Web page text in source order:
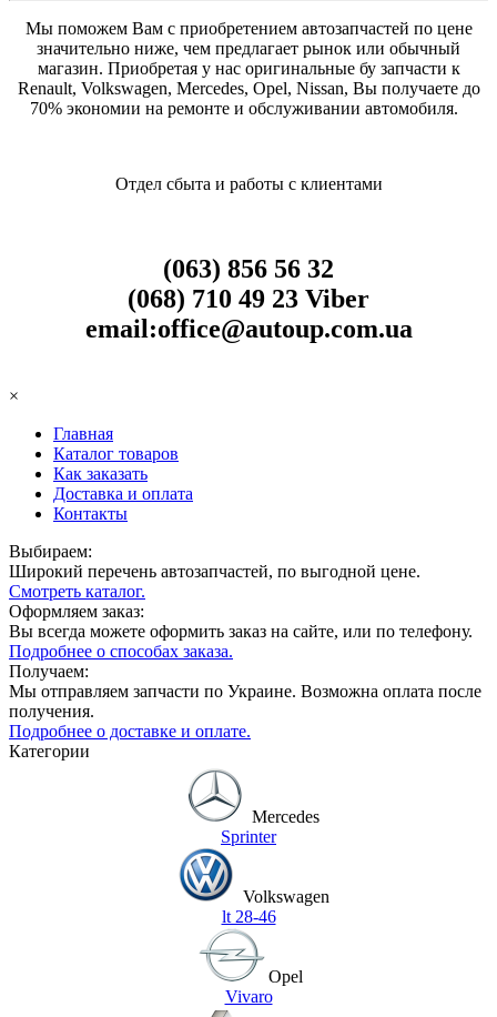
Мы поможем Вам с приобретением автозапчастей по цене
значительно ниже, чем предлагает рынок или обычный
магазин. Приобретая у нас оригинальные бу запчасти к
Renault, Volkswagen, Mercedes, Opel, Nissan, Вы получаете до
70% экономии на ремонте и обслуживании автомобиля.
Отдел сбыта и работы с клиентами
(063) 856 56 32
(068) 710 49 23 Viber
email:office@autoup.com.ua
×
Главная
Каталог товаров
Как заказать
Доставка и оплата
Контакты
Выбираем:
Широкий перечень автозапчастей, по выгодной цене.
Cмотреть каталог.
Оформляем заказ:
Вы всегда можете оформить заказ на сайте, или по телефону.
Подробнее о способах заказа.
Получаем:
Мы отправляем запчасти по Украине. Возможна оплата после
получения.
Подробнее о доставке и оплате.
Категории
Mercedes
Sprinter
Volkswagen
lt 28-46
Opel
Vivaro